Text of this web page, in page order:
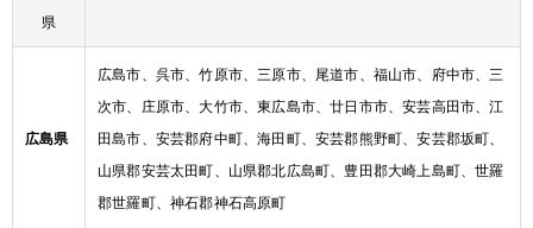
県
広島県
広島市、呉市、竹原市、三原市、尾道市、福山市、府中市、三
次市、庄原市、大竹市、東広島市、廿日市市、安芸高田市、江
田島市、安芸郡府中町、海田町、安芸郡熊野町、安芸郡坂町、
山県郡安芸太田町、山県郡北広島町、豊田郡大崎上島町、世羅
郡世羅町、神石郡神石高原町